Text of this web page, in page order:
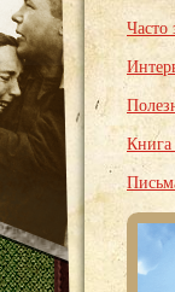
Часто
Книга